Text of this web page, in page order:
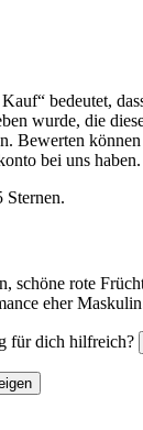
bedeutet,
wurde, die
Bewerten
bei uns haben.
Sternen.
schöne rote
eher
für dich hilfreich?